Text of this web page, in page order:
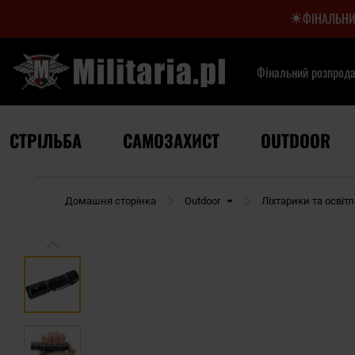
Фінальний
СТРІЛЬБА САМОЗАХИСТ OUTDOOR
Домашня сторінка Outdoor Ліхтарики та